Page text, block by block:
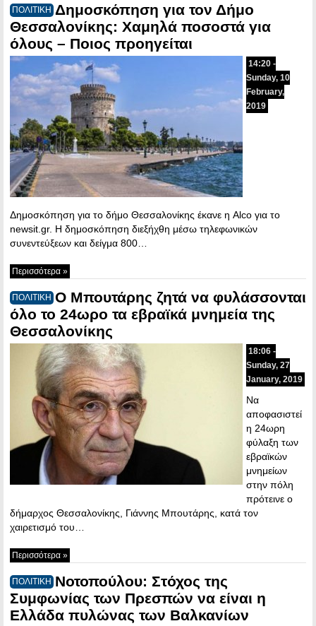
ΠΟΛΙΤΙΚΗ Δημοσκόπηση για τον Δήμο
Θεσσαλονίκης: Χαμηλά ποσοστά για
όλους – Ποιος προηγείται
14:20 -
Sunday, 10
February,
2019
Δημοσκόπηση για το δήμο Θεσσαλονίκης έκανε η Alco για το
newsit.gr. Η δημοσκόπηση διεξήχθη μέσω τηλεφωνικών
συνεντεύξεων και δείγμα 800…
Περισσότερα »
ΠΟΛΙΤΙΚΗ Ο Μπουτάρης ζητά να φυλάσσονται
όλο το 24ωρο τα εβραϊκά μνημεία της
Θεσσαλονίκης
18:06 -
Sunday, 27
January, 2019
Να
αποφασιστεί
η 24ωρη
φύλαξη των
εβραϊκών
μνημείων
στην πόλη
πρότεινε ο
δήμαρχος Θεσσαλονίκης, Γιάννης Μπουτάρης, κατά τον
χαιρετισμό του…
Περισσότερα »
ΠΟΛΙΤΙΚΗ Νοτοπούλου: Στόχος της
Συμφωνίας των Πρεσπών να είναι η
Ελλάδα πυλώνας των Βαλκανίων